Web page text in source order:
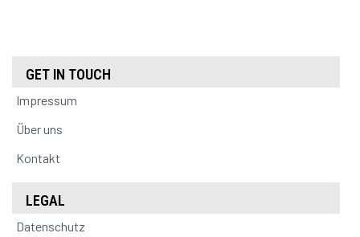
GET IN TOUCH
Impressum
Über uns
Kontakt
LEGAL
Datenschutz